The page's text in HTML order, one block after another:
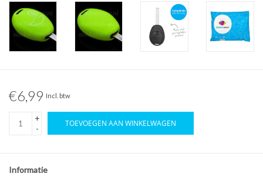
€6,99 Incl. btw
+
-
TOEVOEGEN AAN WINKELWAGEN
Informatie